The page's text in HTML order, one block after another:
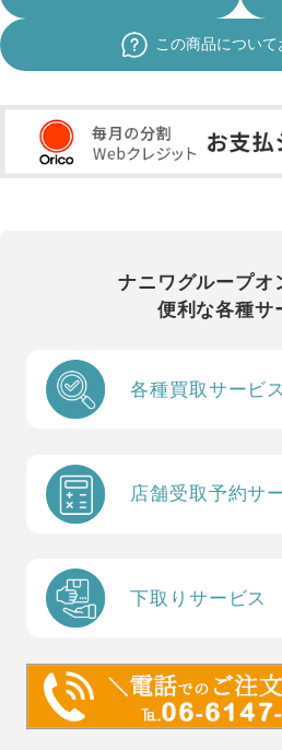
この商品につい
ナニワグループオ
便利な各種サ
各種買取サービス
店舗受取予約サ
下取りサービス